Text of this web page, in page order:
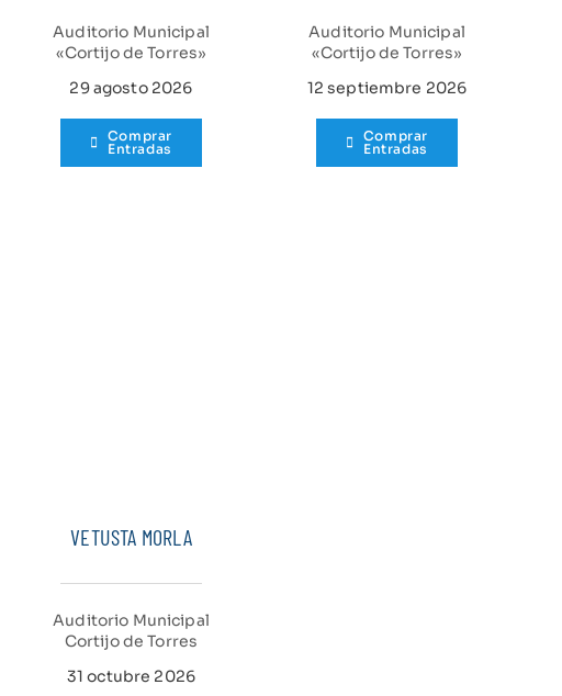
Auditorio Municipal
«Cortijo de Torres»
29 agosto 2026
Comprar
Entradas
Auditorio Municipal
«Cortijo de Torres»
12 septiembre 2026
Comprar
Entradas
VETUSTA MORLA
Auditorio Municipal
Cortijo de Torres
31 octubre 2026